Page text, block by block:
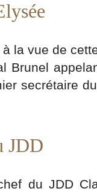
la vue de
Brunel
secrétaire
JDD
du JDD